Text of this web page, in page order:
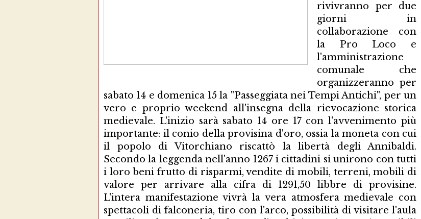
rivivranno per due
giorni in
collaborazione con
la Pro Loco e
l'amministrazione
comunale che
organizzeranno per
sabato 14 e domenica 15 la "Passeggiata nei Tempi Antichi", per un
vero e proprio weekend all'insegna della rievocazione storica
medievale. L'inizio sarà sabato 14 ore 17 con l'avvenimento più
importante: il conio della provisina d'oro, ossia la moneta con cui
il popolo di Vitorchiano riscattò la libertà degli Annibaldi.
Secondo la leggenda nell'anno 1267 i cittadini si unirono con tutti
i loro beni frutto di risparmi, vendite di mobili, terreni, mobili di
valore per arrivare alla cifra di 1291,50 libbre di provisine.
L'intera manifestazione vivrà la vera atmosfera medievale con
spettacoli di falconeria, tiro con l'arco, possibilità di visitare l'aula